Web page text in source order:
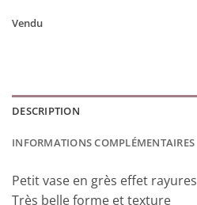
Vendu
DESCRIPTION
INFORMATIONS COMPLÉMENTAIRES
Petit vase en grès effet rayures
Très belle forme et texture